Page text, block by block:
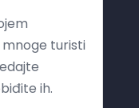
turisti
ih.